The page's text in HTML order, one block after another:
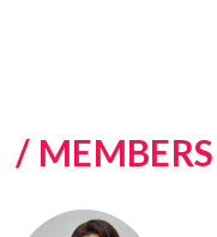
/ MEMBERS